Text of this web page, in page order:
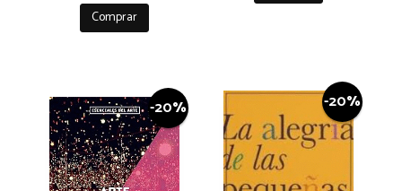
Comprar
-20% -20%